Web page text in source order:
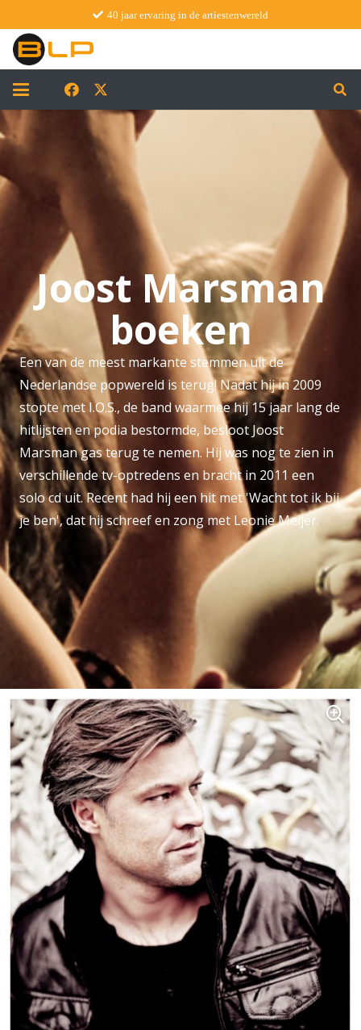
40 jaar ervaring in de artiestenwereld
Joost Marsman
boeken
Een van de meest markante stemmen uit de
Nederlandse popwereld is terug! Nadat hij in 2009
stopte met I.O.S., de band waarmee hij 15 jaar lang de
hitlijsten en podia bestormde, besloot Joost
Marsman gas terug te nemen. Hij was nog te zien in
verschillende tv-optredens en bracht in 2011 een
solo cd uit. Recent had hij een hit met 'Wacht tot ik bij
je ben', dat hij schreef en zong met Leonie Meijer.